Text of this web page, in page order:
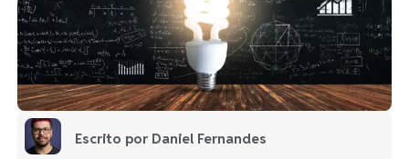
Escrito por Daniel Fernandes